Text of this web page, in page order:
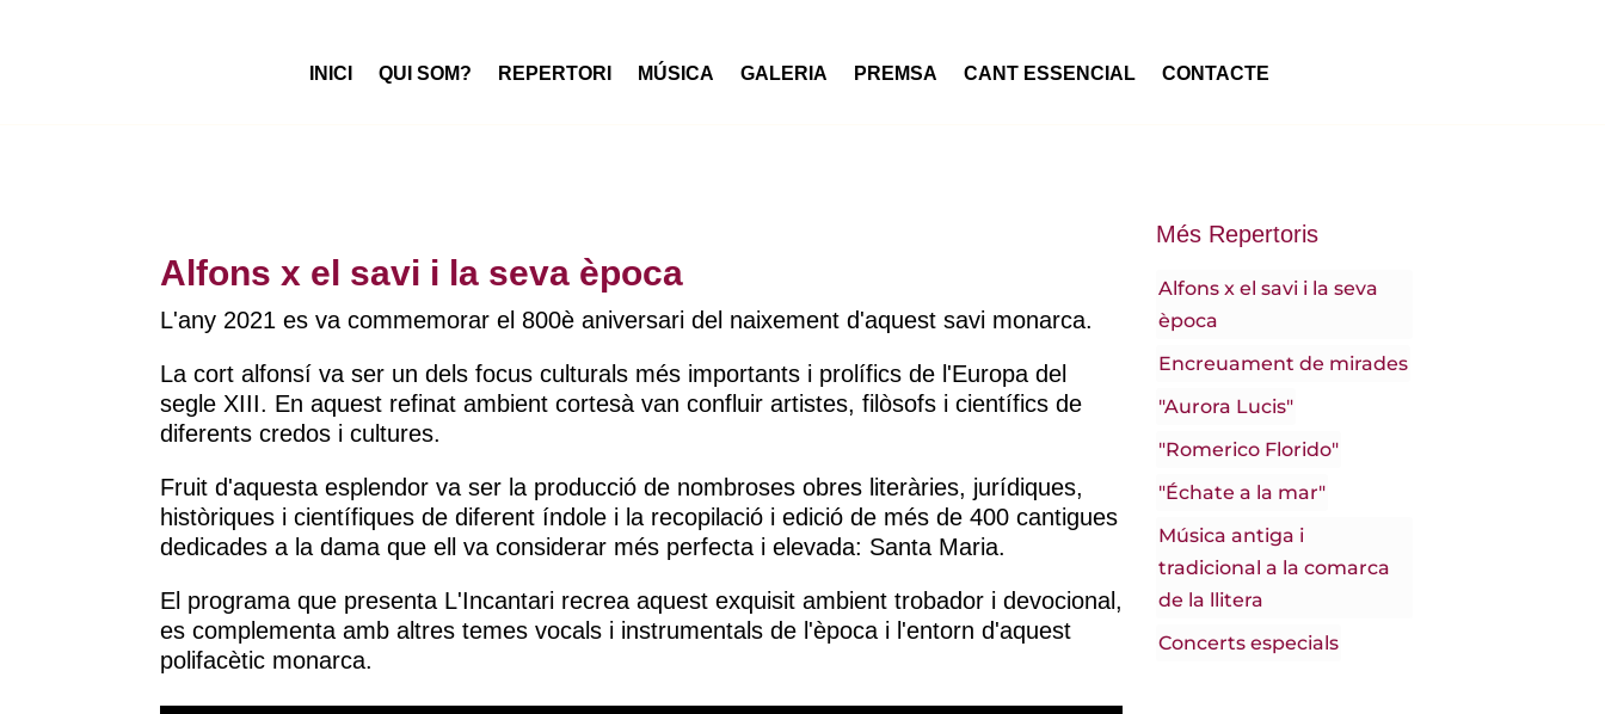
INICI QUI SOM? REPERTORI MÚSICA GALERIA PREMSA CANT ESSENCIAL CONTACTE
Alfons x el savi i la seva època
L'any 2021 es va commemorar el 800è aniversari del naixement d'aquest savi monarca.
La cort alfonsí va ser un dels focus culturals més importants i prolífics de l'Europa del
segle XIII. En aquest refinat ambient cortesà van confluir artistes, filòsofs i científics de
diferents credos i cultures.
Fruit d'aquesta esplendor va ser la producció de nombroses obres literàries, jurídiques,
històriques i científiques de diferent índole i la recopilació i edició de més de 400 cantigues
dedicades a la dama que ell va considerar més perfecta i elevada: Santa Maria.
El programa que presenta L'Incantari recrea aquest exquisit ambient trobador i devocional,
es complementa amb altres temes vocals i instrumentals de l'època i l'entorn d'aquest
polifacètic monarca.
Més Repertoris
Alfons x el savi i la seva
època
Encreuament de mirades
"Aurora Lucis"
"Romerico Florido"
"Échate a la mar"
Música antiga i
tradicional a la comarca
de la llitera
Concerts especials